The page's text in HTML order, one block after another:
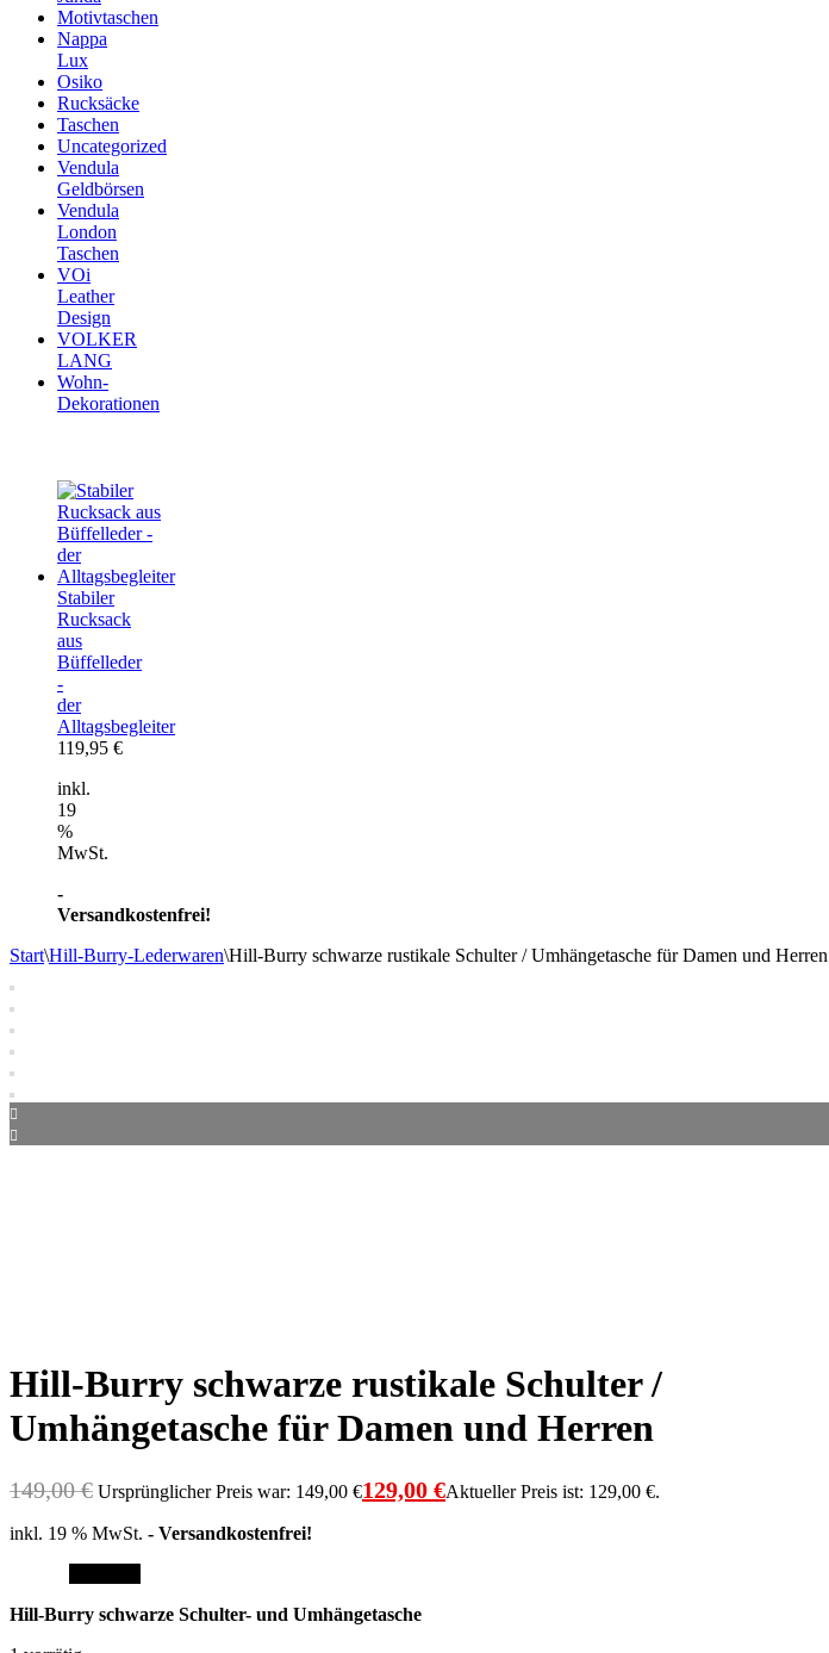
Motivtaschen
Nappa
Lux
Osiko
Rucksäcke
Taschen
Uncategorized
Vendula
Geldbörsen
Vendula
London
Taschen
VOi
Leather
Design
VOLKER
LANG
Wohn-
Dekorationen
Stabiler
Rucksack
aus
Büffelleder
-
der
Alltagsbegleiter
119,95 €
inkl.
19
%
MwSt.
-
Versandkostenfrei!
Start\Hill-Burry-Lederwaren\Hill-Burry schwarze rustikale Schulter / Umhängetasche für Damen und Herren
Hill-Burry schwarze rustikale Schulter /
Umhängetasche für Damen und Herren
149,00€ Ursprünglicher Preis war: 149,00 €129,00 €Aktueller Preis ist: 129,00 €.
inkl. 19 % MwSt. - Versandkostenfrei!
Hill-Burry schwarze Schulter- und Umhängetasche